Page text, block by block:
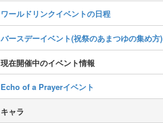
ワールドリンクイベントの日程
バースデーイベント(祝祭のあまつゆの集め方)
現在開催中のイベント情報
Echo of a Prayerイベント
キャラ